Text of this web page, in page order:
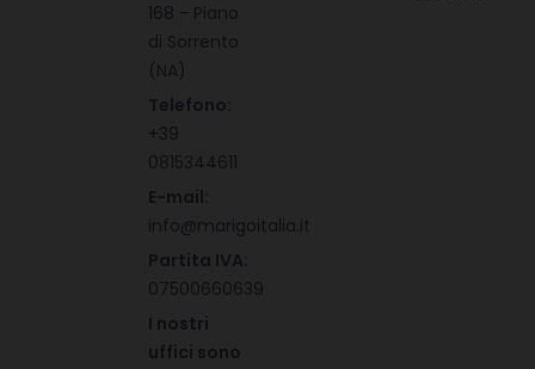
168 - Piano
di Sorrento
(NA)
Telefono:
+39
0815344611
E-mail:
info@marigoitalia.it
Partita IVA:
07500660639
I nostri
uffici sono